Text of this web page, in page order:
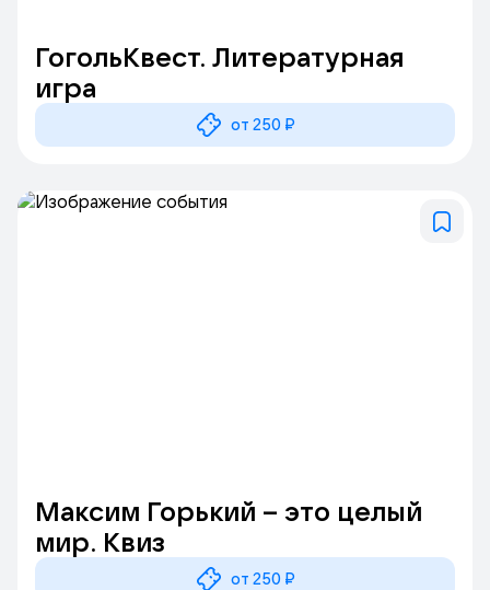
ГогольКвест. Литературная
игра
от 250 ₽
Максим Горький – это целый
мир. Квиз
от 250 ₽